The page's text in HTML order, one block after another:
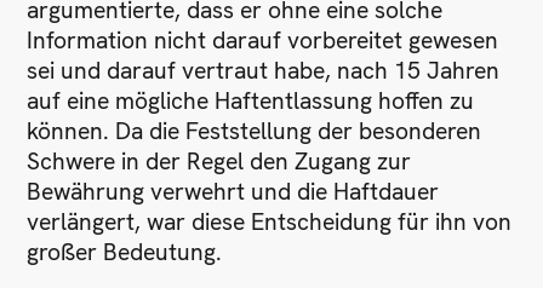
argumentierte, dass er ohne eine solche
Information nicht darauf vorbereitet gewesen
sei und darauf vertraut habe, nach 15 Jahren
auf eine mögliche Haftentlassung hoffen zu
können. Da die Feststellung der besonderen
Schwere in der Regel den Zugang zur
Bewährung verwehrt und die Haftdauer
verlängert, war diese Entscheidung für ihn von
großer Bedeutung.